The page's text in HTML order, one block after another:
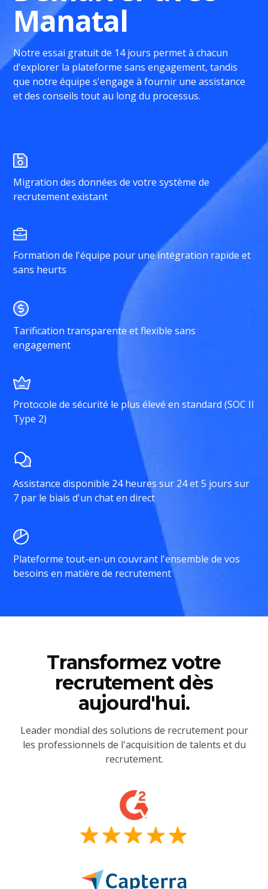
Manatal
Notre essai gratuit de 14 jours permet à chacun
d'explorer la plateforme sans engagement, tandis
que notre équipe s'engage à fournir une assistance
et des conseils tout au long du processus.
Migration des données de votre système de
recrutement existant
Formation de l'équipe pour une intégration rapide et
sans heurts
Tarification transparente et flexible sans
engagement
Protocole de sécurité le plus élevé en standard (SOC II
Type 2)
Assistance disponible 24 heures sur 24 et 5 jours sur
7 par le biais d'un chat en direct
Plateforme tout-en-un couvrant l'ensemble de vos
besoins en matière de recrutement
Transformez votre
recrutement dès
aujourd'hui.
Leader mondial des solutions de recrutement pour
les professionnels de l'acquisition de talents et du
recrutement.